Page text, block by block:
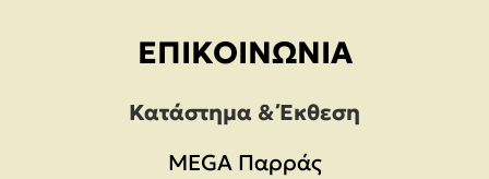
ΕΠΙΚΟΙΝΩΝΊΑ
Κατάστημα & Έκθεση
MEGA Παρράς